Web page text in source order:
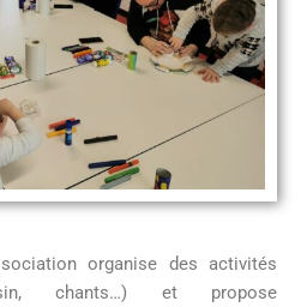
organise des activités
chants…) et propose